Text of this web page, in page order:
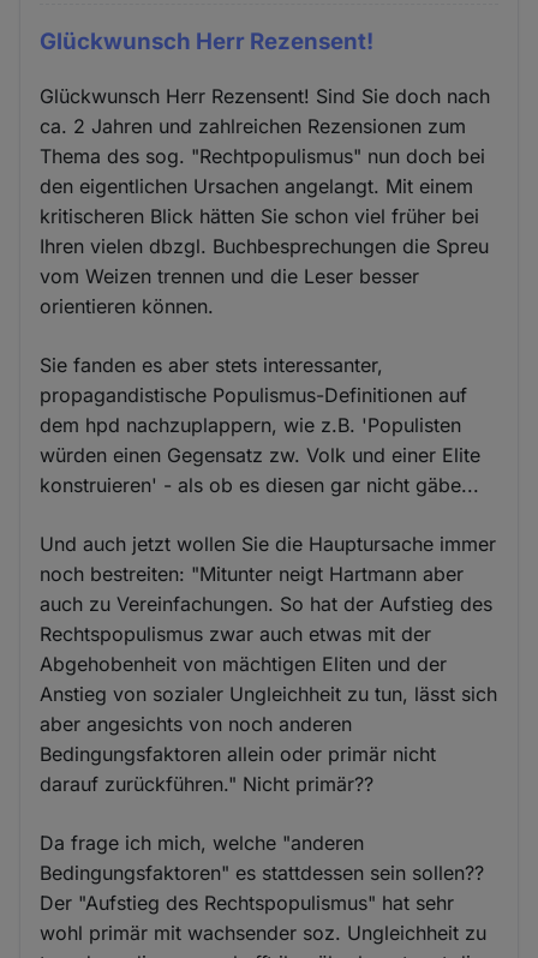
Glückwunsch Herr Rezensent!
Glückwunsch Herr Rezensent! Sind Sie doch nach
ca. 2 Jahren und zahlreichen Rezensionen zum
Thema des sog. "Rechtpopulismus" nun doch bei
den eigentlichen Ursachen angelangt. Mit einem
kritischeren Blick hätten Sie schon viel früher bei
Ihren vielen dbzgl. Buchbesprechungen die Spreu
vom Weizen trennen und die Leser besser
orientieren können.
Sie fanden es aber stets interessanter,
propagandistische Populismus-Definitionen auf
dem hpd nachzuplappern, wie z.B. 'Populisten
würden einen Gegensatz zw. Volk und einer Elite
konstruieren' - als ob es diesen gar nicht gäbe...
Und auch jetzt wollen Sie die Hauptursache immer
noch bestreiten: "Mitunter neigt Hartmann aber
auch zu Vereinfachungen. So hat der Aufstieg des
Rechtspopulismus zwar auch etwas mit der
Abgehobenheit von mächtigen Eliten und der
Anstieg von sozialer Ungleichheit zu tun, lässt sich
aber angesichts von noch anderen
Bedingungsfaktoren allein oder primär nicht
darauf zurückführen." Nicht primär??
Da frage ich mich, welche "anderen
Bedingungsfaktoren" es stattdessen sein sollen??
Der "Aufstieg des Rechtspopulismus" hat sehr
wohl primär mit wachsender soz. Ungleichheit zu